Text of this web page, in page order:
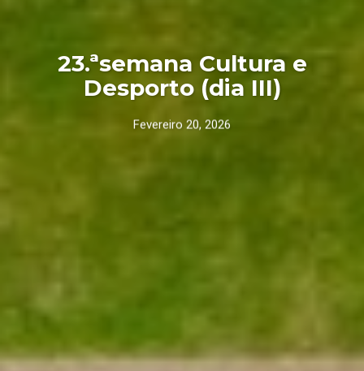
23.ªsemana Cultura e
Desporto (dia III)
Fevereiro 20, 2026